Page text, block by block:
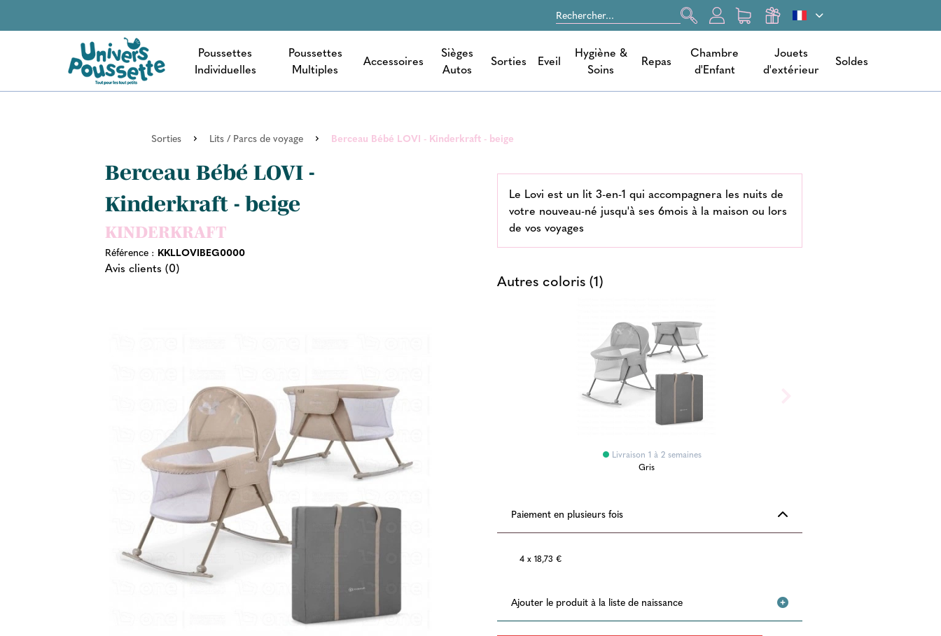
Poussettes
Individuelles
Poussettes
Multiples
Accessoires
Sièges
Autos
Sorties Eveil
Hygiène &
Soins
Repas
Chambre
d'Enfant
Jouets
d'extérieur
Soldes
Sorties Lits / Parcs de voyage Berceau Bébé LOVI - Kinderkraft - beige
Berceau Bébé LOVI -
Kinderkraft - beige
KINDERKRAFT
Référence : KKLLOVIBEG0000
Avis clients (0)
Le Lovi est un lit 3-en-1 qui accompagnera les nuits de
votre nouveau-né jusqu'à ses 6mois à la maison ou lors
de vos voyages
Autres coloris (1)
Livraison 1 à 2 semaines
Gris
Paiement en plusieurs fois
4 x 18,73 €
Ajouter le produit à la liste de naissance